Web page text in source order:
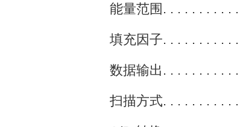
能量范围. . . . . . . . . .
填充因子. . . . . . . . . .
数据输出. . . . . . . . . .
扫描方式. . . . . . . . . .